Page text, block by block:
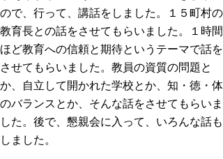
ので、行って、講話をしました。１５町村の
教育長との話をさせてもらいました。１時間
ほど教育への信頼と期待というテーマで話を
させてもらいました。教員の資質の問題と
か、自立して開かれた学校とか、知・徳・体
のバランスとか、そんな話をさせてもらいま
した。後で、懇親会に入って、いろんな話も
しました。